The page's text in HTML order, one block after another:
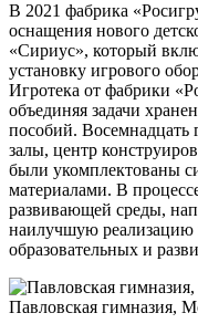
В 2021 фабрика
оснащения нового
«Сириус», который
установку игрового
Игротека от фабрики
объединяя задачи
пособий.
залы, центр
были укомплектованы
материалами. В
развивающей среды,
наилучшую
образовательных и
Павловская гимназия,